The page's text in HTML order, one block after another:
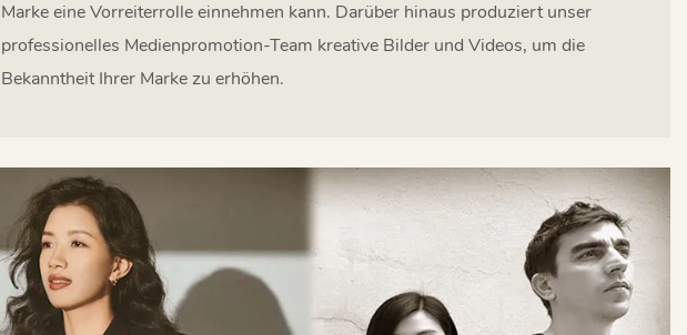
Marke eine Vorreiterrolle einnehmen kann. Darüber hinaus produziert unser
professionelles Medienpromotion-Team kreative Bilder und Videos, um die
Bekanntheit Ihrer Marke zu erhöhen.